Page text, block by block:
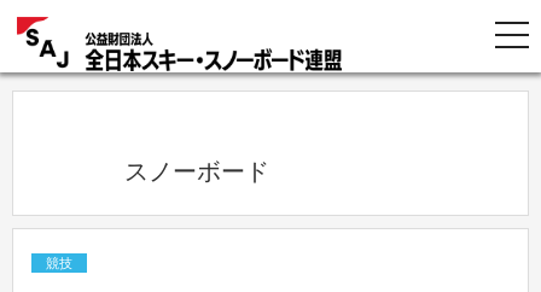
            スノーボード
競技